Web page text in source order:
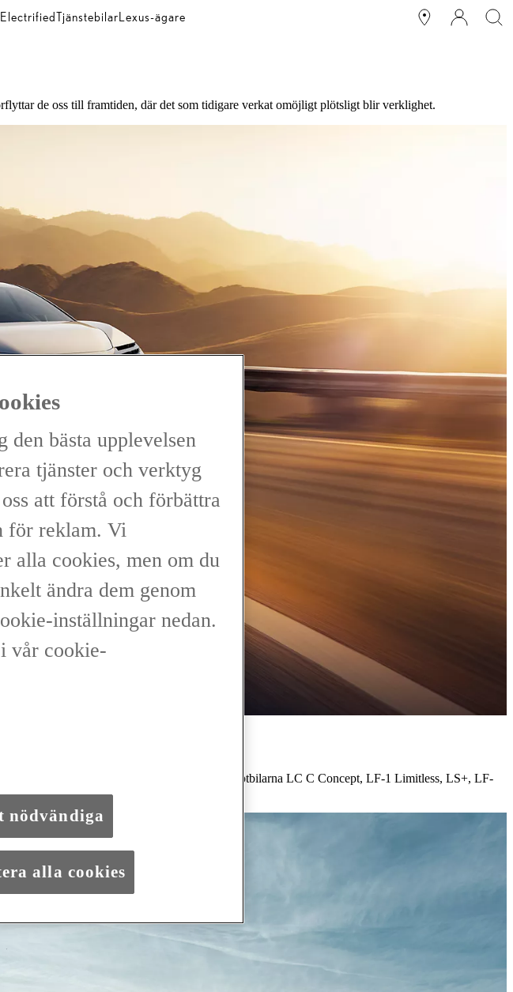
ElectrifiedTjänstebilarLexus-ägare
de oss till framtiden, där det som tidigare verkat omöjligt plötsligt blir verklighet.
att skapa något extraordinärt. Upptäck konceptbilarna LC C Concept, LF-1 Limitless, LS+, LF-
en inblick i framtiden.
den bästa upplevelsen
tjänster och verktyg
att förstå och förbättra
för reklam. Vi
alla cookies, men om du
ändra dem genom
inställningar nedan.
vår cookie-
nödvändiga
alla cookies